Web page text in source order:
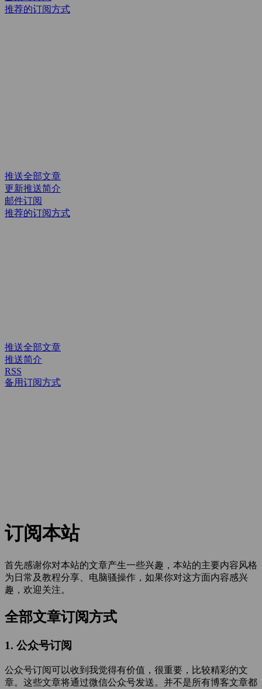
推荐的订阅方式
推送全部文章
更新推送简介
邮件订阅
推荐的订阅方式
推送全部文章
推送简介
RSS
备用订阅方式
订阅本站
首先感谢你对本站的文章产生一些兴趣，本站的主要内容风格
为日常及教程分享、电脑骚操作，如果你对这方面内容感兴
趣，欢迎关注。
全部文章订阅方式
1. 公众号订阅
公众号订阅可以收到我觉得有价值，很重要，比较精彩的文
章。这些文章将通过微信公众号发送。并不是所有博客文章都